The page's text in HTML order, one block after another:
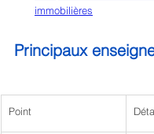
immobilières
Principaux
Point